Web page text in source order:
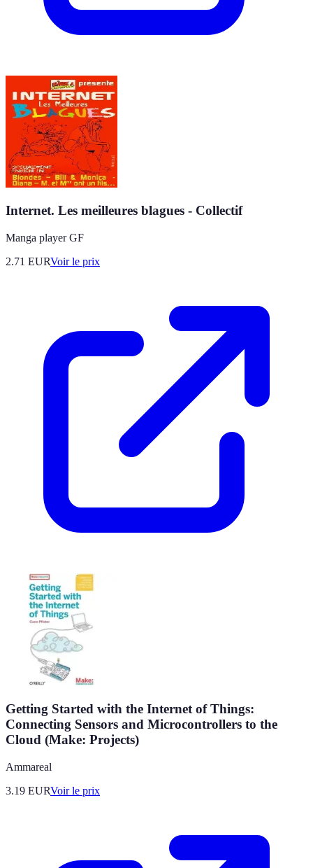
Internet. Les meilleures blagues - Collectif
Manga player GF
2.71 EURVoir le prix
Getting Started with the Internet of Things:
Connecting Sensors and Microcontrollers to the
Cloud (Make: Projects)
Ammareal
3.19 EURVoir le prix